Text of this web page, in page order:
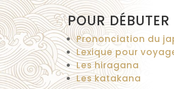
POUR DÉBUTER
Prononciation du
Lexique pour
Les hiragana
Les katakana